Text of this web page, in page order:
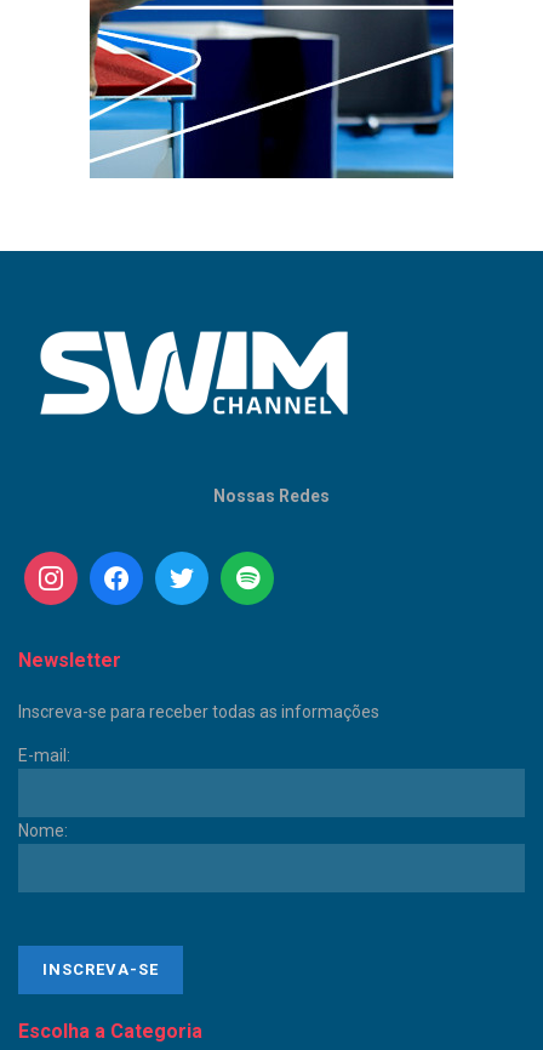
Nossas Redes
Newsletter
Inscreva-se para receber todas as informações
E-mail:
Nome:
Escolha a Categoria